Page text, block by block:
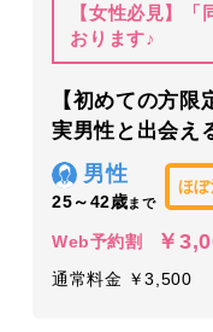
【女性必見】
おります♪
【初めての方
実男性と出会え
男性
25～42歳まで
ほ
Web予約割 ￥
通常料金 ￥3,500